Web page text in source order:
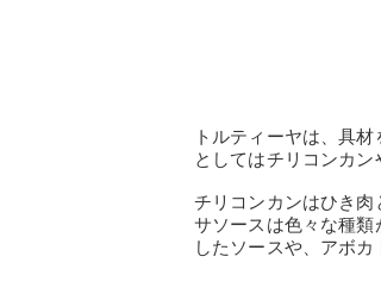
トルティーヤは、具
としてはチリコンカン
チリコンカンはひき
サソースは色々な種
したソースや、アボ